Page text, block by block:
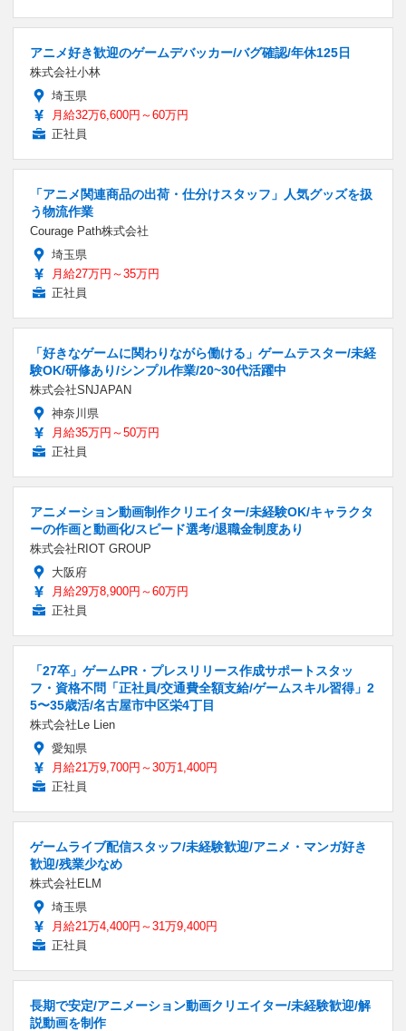
アニメ好き歓迎のゲームデバッカー/バグ確認/年休125日
株式会社小林
埼玉県
月給32万6,600円～60万円
正社員
「アニメ関連商品の出荷・仕分けスタッフ」人気グッズを扱
う物流作業
Courage Path株式会社
埼玉県
月給27万円～35万円
正社員
「好きなゲームに関わりながら働ける」ゲームテスター/未経
験OK/研修あり/シンプル作業/20~30代活躍中
株式会社SNJAPAN
神奈川県
月給35万円～50万円
正社員
アニメーション動画制作クリエイター/未経験OK/キャラクタ
ーの作画と動画化/スピード選考/退職金制度あり
株式会社RIOT GROUP
大阪府
月給29万8,900円～60万円
正社員
「27卒」ゲームPR・プレスリリース作成サポートスタッ
フ・資格不問「正社員/交通費全額支給/ゲームスキル習得」2
5〜35歳活/名古屋市中区栄4丁目
株式会社Le Lien
愛知県
月給21万9,700円～30万1,400円
正社員
ゲームライブ配信スタッフ/未経験歓迎/アニメ・マンガ好き
歓迎/残業少なめ
株式会社ELM
埼玉県
月給21万4,400円～31万9,400円
正社員
長期で安定/アニメーション動画クリエイター/未経験歓迎/解
説動画を制作